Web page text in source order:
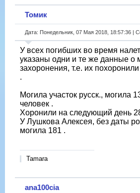
Томик
Дата: Понедельник, 07 Мая 2018, 18:57:36 |
У всех погибших во время
указаны одни и те же данные о
захоронения, т.е. их
.
Могила участок русск., могила
человек .
Хоронили на следующий день
У Лушкова Алексея, без даты
могила 181 .
Tamara
ana100cia